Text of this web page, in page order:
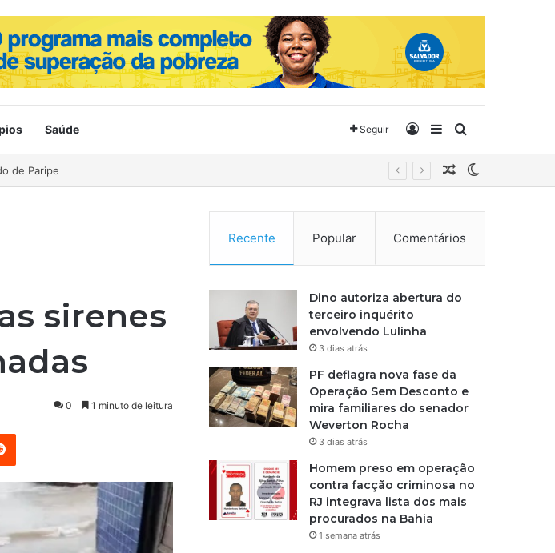
Saúde Seguir EntrarBarra Lateral
Procurar por
Artigo aleatório
sirenes
0 1 minuto de leitura
Reddit
Recente Popular Comentários
Dino autoriza abertura do
terceiro inquérito
envolvendo Lulinha
3 dias atrás
PF deflagra nova fase da
Operação Sem Desconto e
mira familiares do senador
Weverton Rocha
3 dias atrás
Homem preso em operação
contra facção criminosa no
RJ integrava lista dos mais
procurados na Bahia
1 semana atrás